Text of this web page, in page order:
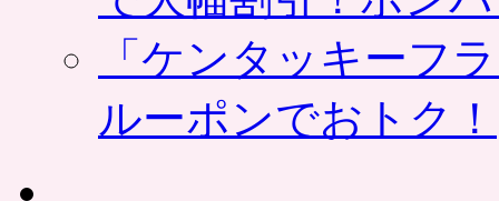
「ケンタッキーフ
ルーポンでおトク！